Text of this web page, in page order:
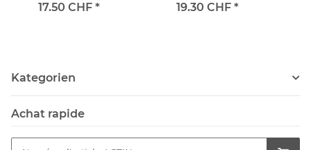
17.50 CHF *
19.30 CHF *
Kategorien
Achat rapide